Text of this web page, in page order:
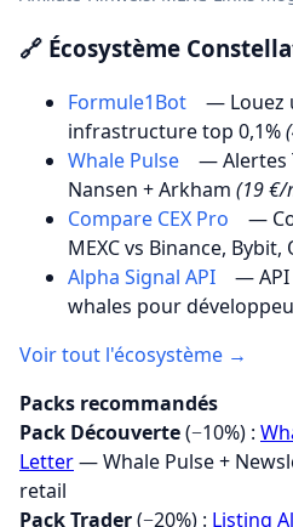
🔗 Écosystème
Formule1Bot
— Louez
infrastructure top 0,1%
Whale Pulse
— Alertes
Nansen + Arkham (19 €/
Compare CEX Pro
—
MEXC vs Binance, Bybit,
Alpha Signal API
— API
whales pour
Voir tout l'écosystème →
Packs recommandés
Pack Découverte(−10%) :
Letter— Whale Pulse +
retail
Pack Trader(−20%) : Listing